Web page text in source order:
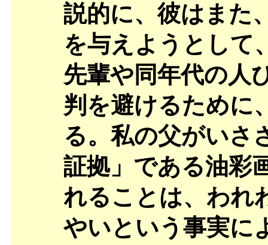
説的に、彼はまた
を与えようとして
先輩や同年代の人
判を避けるために
る。私の父がいさ
証拠」である油彩
れることは、われ
やいという事実に